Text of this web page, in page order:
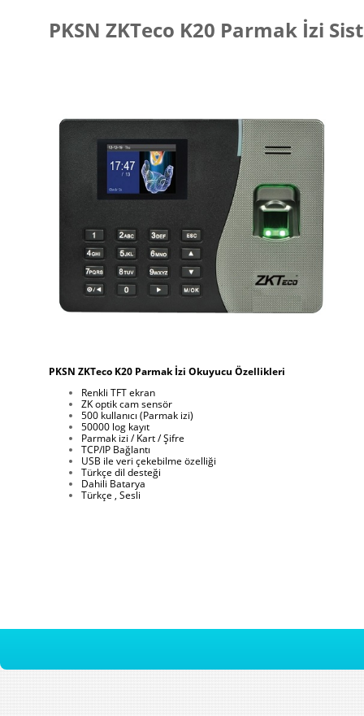
PKSN ZKTeco K20 Parmak İzi
PKSN ZKTeco K20 Parmak İzi Okuyucu Özellikleri
Renkli TFT ekran
ZK optik cam sensör
500 kullanıcı (Parmak izi)
50000 log kayıt
Parmak izi / Kart / Şifre
TCP/IP Bağlantı
USB ile veri çekebilme özelliği
Türkçe dil desteği
Dahili Batarya
Türkçe , Sesli